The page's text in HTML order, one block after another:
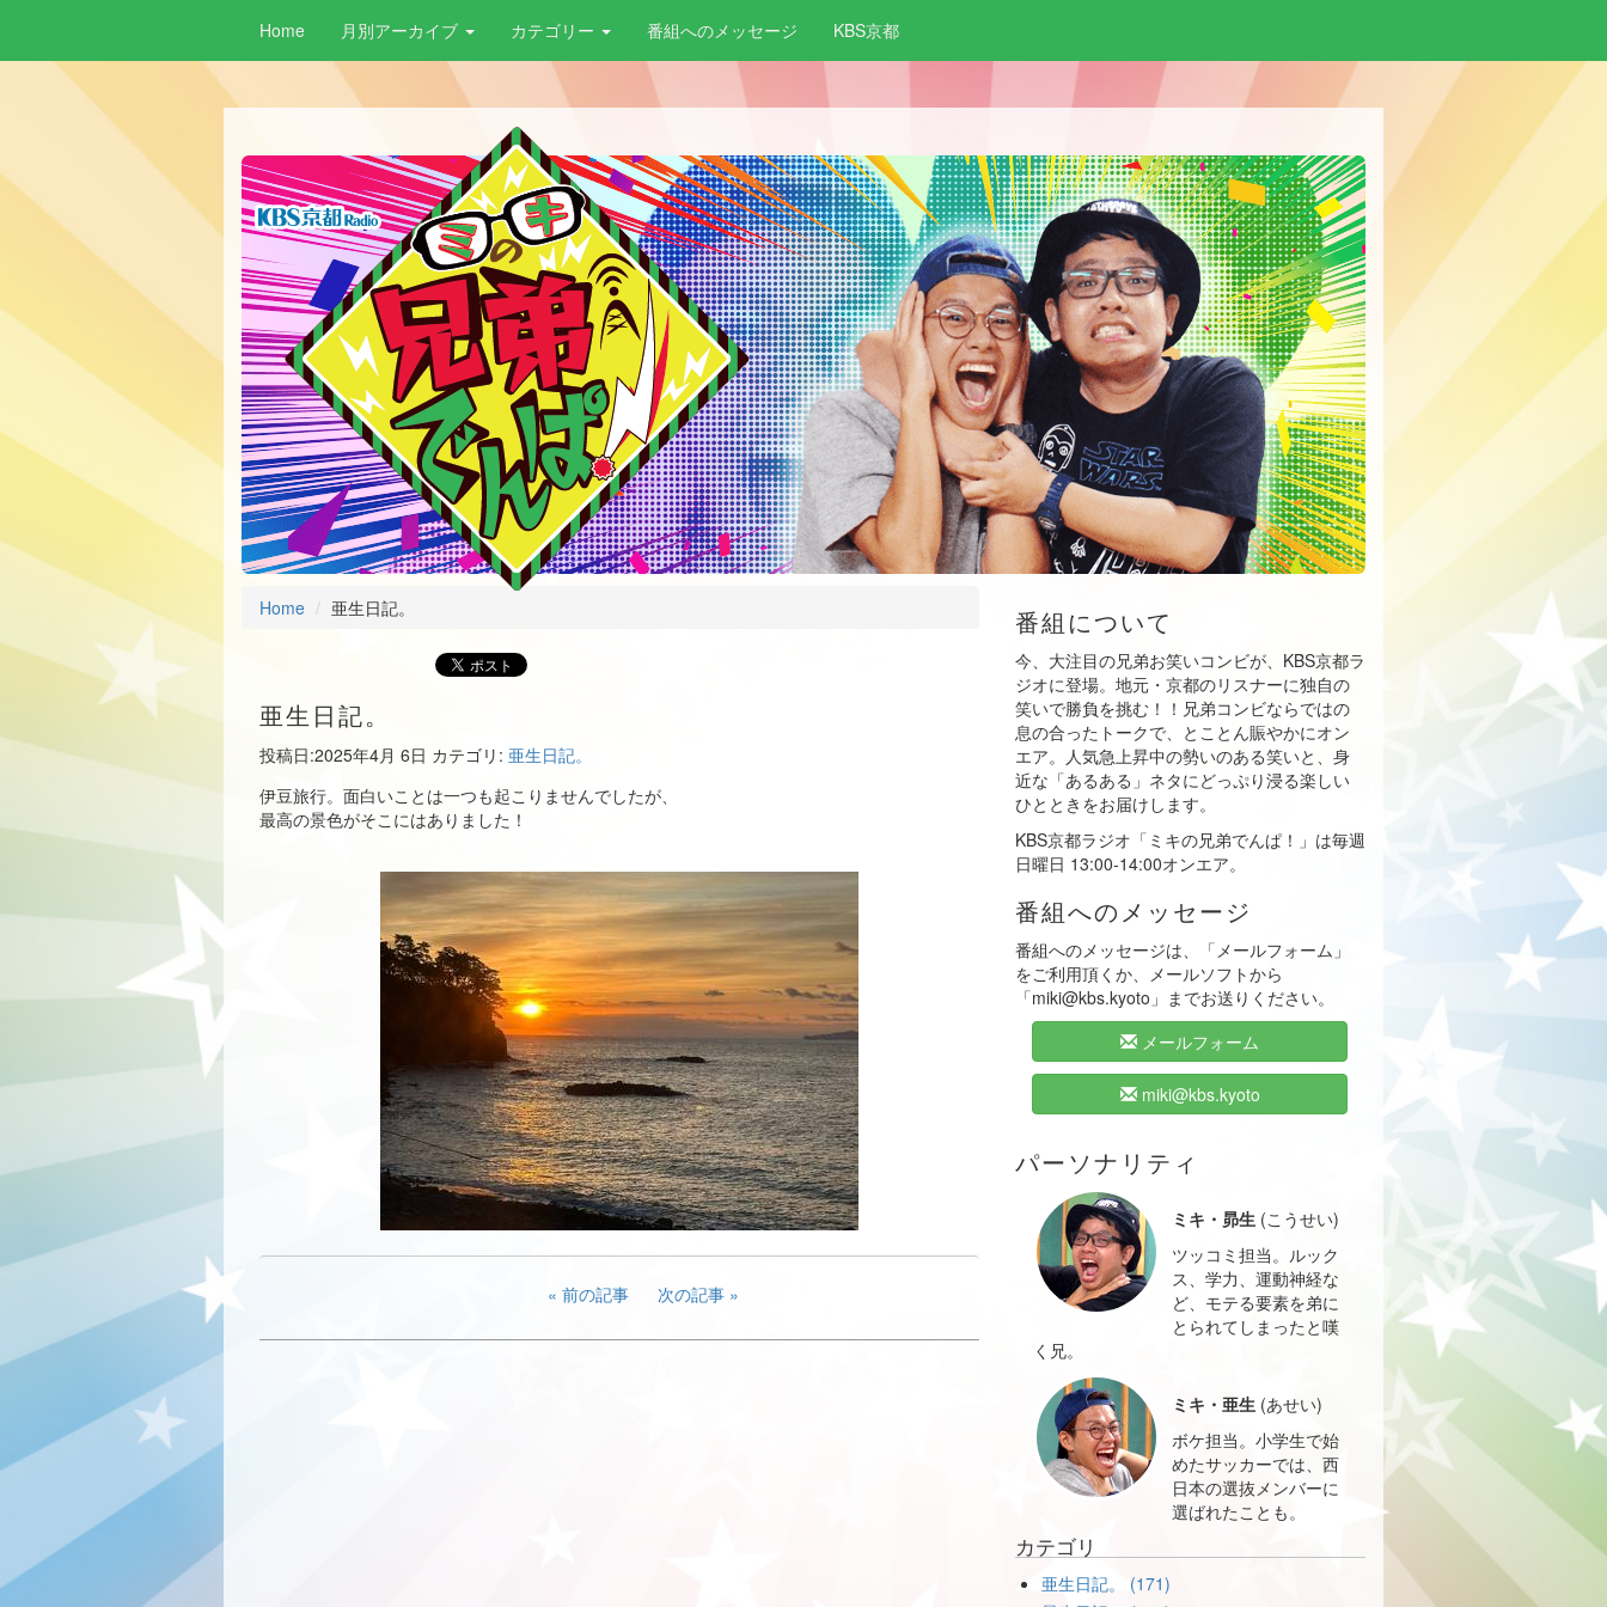
Home 月別アーカイブ カテゴリー 番組へのメッセージ KBS京都
Home 亜生日記。
亜生日記。
投稿日:2025年4月 6日 カテゴリ: 亜生日記。
伊豆旅行。面白いことは一つも起こりませんでしたが、
最高の景色がそこにはありました！
前の記事 次の記事
番組について
今、大注目の兄弟お笑いコンビが、KBS京都ラ
ジオに登場。地元・京都のリスナーに独自の
笑いで勝負を挑む！！兄弟コンビならではの
息の合ったトークで、とことん賑やかにオン
エア。人気急上昇中の勢いのある笑いと、身
近な「あるある」ネタにどっぷり浸る楽しい
ひとときをお届けします。
KBS京都ラジオ「ミキの兄弟でんぱ！」は毎週
日曜日 13:00-14:00オンエア。
番組へのメッセージ
番組へのメッセージは、「メールフォーム」
をご利用頂くか、メールソフトから
「miki@kbs.kyoto」までお送りください。
メールフォーム
miki@kbs.kyoto
パーソナリティ
ミキ・昴生(こうせい)
ツッコミ担当。ルック
ス、学力、運動神経な
ど、モテる要素を弟に
とられてしまったと嘆
く兄。
ミキ・亜生(あせい)
ボケ担当。小学生で始
めたサッカーでは、西
日本の選抜メンバーに
選ばれたことも。
カテゴリ
亜生日記。 (171)